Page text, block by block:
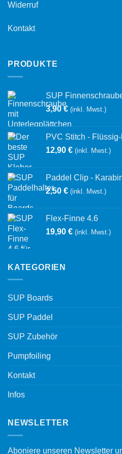
Widerruf
Kontakt
PRODUKTE
SUP
3,90€ (inkl. Mwst.)
PVC Stitch -
12,90 € (inkl. Mwst.)
Paddel Clip -
2,50 € (inkl. Mwst.)
Flex-Finne 4.6
19,90 € (inkl. Mwst.)
KATEGORIEN
SUP Boards
SUP Paddel
SUP Zubehör
Pumpfoiling
Kontakt
Infos
NEWSLETTER
Aboniere unseren Newsletter